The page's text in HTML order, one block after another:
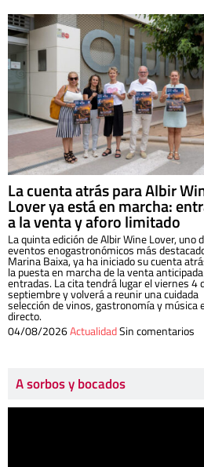
La cuenta atrás para Albir
Lover ya está en marcha:
a la venta y aforo limitado
La quinta edición de Albir Wine Lover, uno
eventos enogastronómicos más
Marina Baixa, ya ha iniciado su cuenta
la puesta en marcha de la venta
entradas. La cita tendrá lugar el viernes 4
septiembre y volverá a reunir una cuidada
selección de vinos, gastronomía y música
directo.
04/08/2026ActualidadSin comentarios
A sorbos y bocados